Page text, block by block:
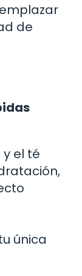
de
el té
única